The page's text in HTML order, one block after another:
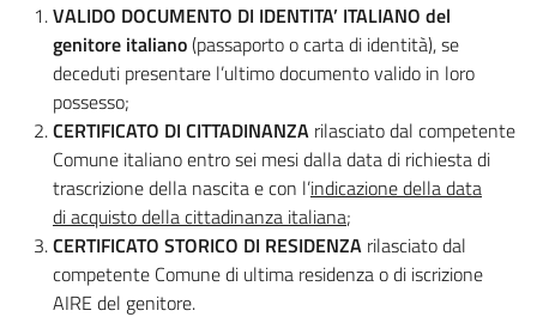
VALIDO DOCUMENTO DI IDENTITA’ ITALIANO del
genitore italiano(passaporto o carta di identità), se
deceduti presentare l’ultimo documento valido in loro
possesso;
CERTIFICATO DI CITTADINANZA rilasciato dal competente
Comune italiano entro sei mesi dalla data di richiesta di
trascrizione della nascita e con l’indicazione della data
diacquisto della cittadinanza italiana;
CERTIFICATO STORICO DI RESIDENZA rilasciato dal
competente Comune di ultima residenza o di iscrizione
AIRE del genitore.